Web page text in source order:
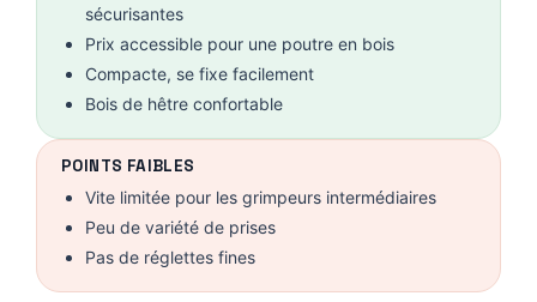
sécurisantes
Prix accessible pour une poutre en bois
Compacte, se fixe facilement
Bois de hêtre confortable
POINTS FAIBLES
Vite limitée pour les grimpeurs intermédiaires
Peu de variété de prises
Pas de réglettes fines